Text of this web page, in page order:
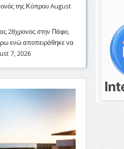
της ΚύπρουAugust
28χρονος στην Πάφο,
ενώ αποπειράθηκε να
7, 2026